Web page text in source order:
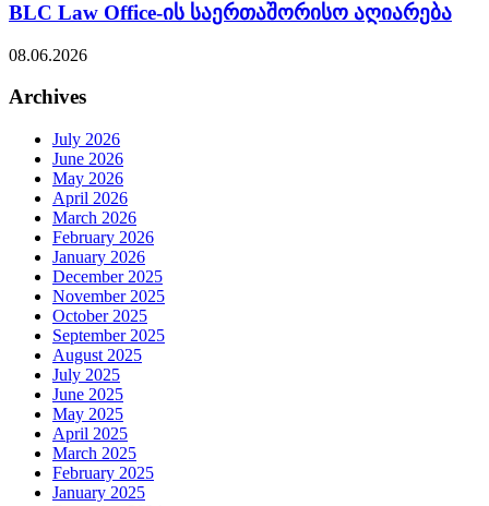
BLC Law Office-ის საერთაშორისო აღიარება
08.06.2026
Archives
July 2026
June 2026
May 2026
April 2026
March 2026
February 2026
January 2026
December 2025
November 2025
October 2025
September 2025
August 2025
July 2025
June 2025
May 2025
April 2025
March 2025
February 2025
January 2025